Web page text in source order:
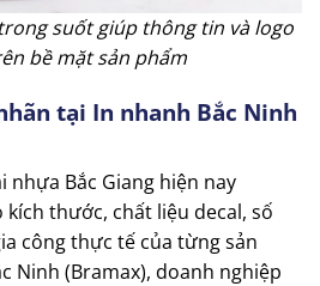
suốt giúp thông tin và logo
bề mặt sản phẩm
tại In nhanh Bắc Ninh
nhựa Bắc Giang hiện nay
thước, chất liệu decal, số
công thực tế của từng sản
Ninh (Bramax), doanh nghiệp